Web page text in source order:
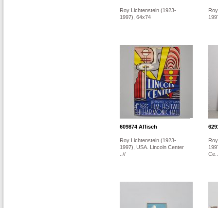
Roy Lichtenstein (1923-
1997), 64x74
609874 Affisch
Roy Lichtenstein (1923-
1997), USA. Lincoln Center
..//